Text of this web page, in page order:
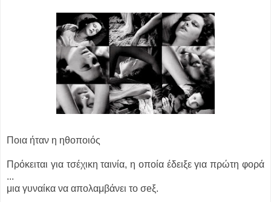
Ποια ήταν η ηθοποιός
Πρόκειται για τσέχικη ταινία, η οποία έδειξε για πρώτη φορά
...
μια γυναίκα να απολαμβάνει το σeξ.